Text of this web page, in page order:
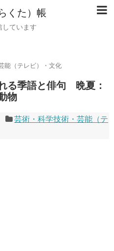
くた）帳
しています
能（テレビ）・文化
る季語と俳句 晩夏：
物
芸術・科学技術・芸能（テ